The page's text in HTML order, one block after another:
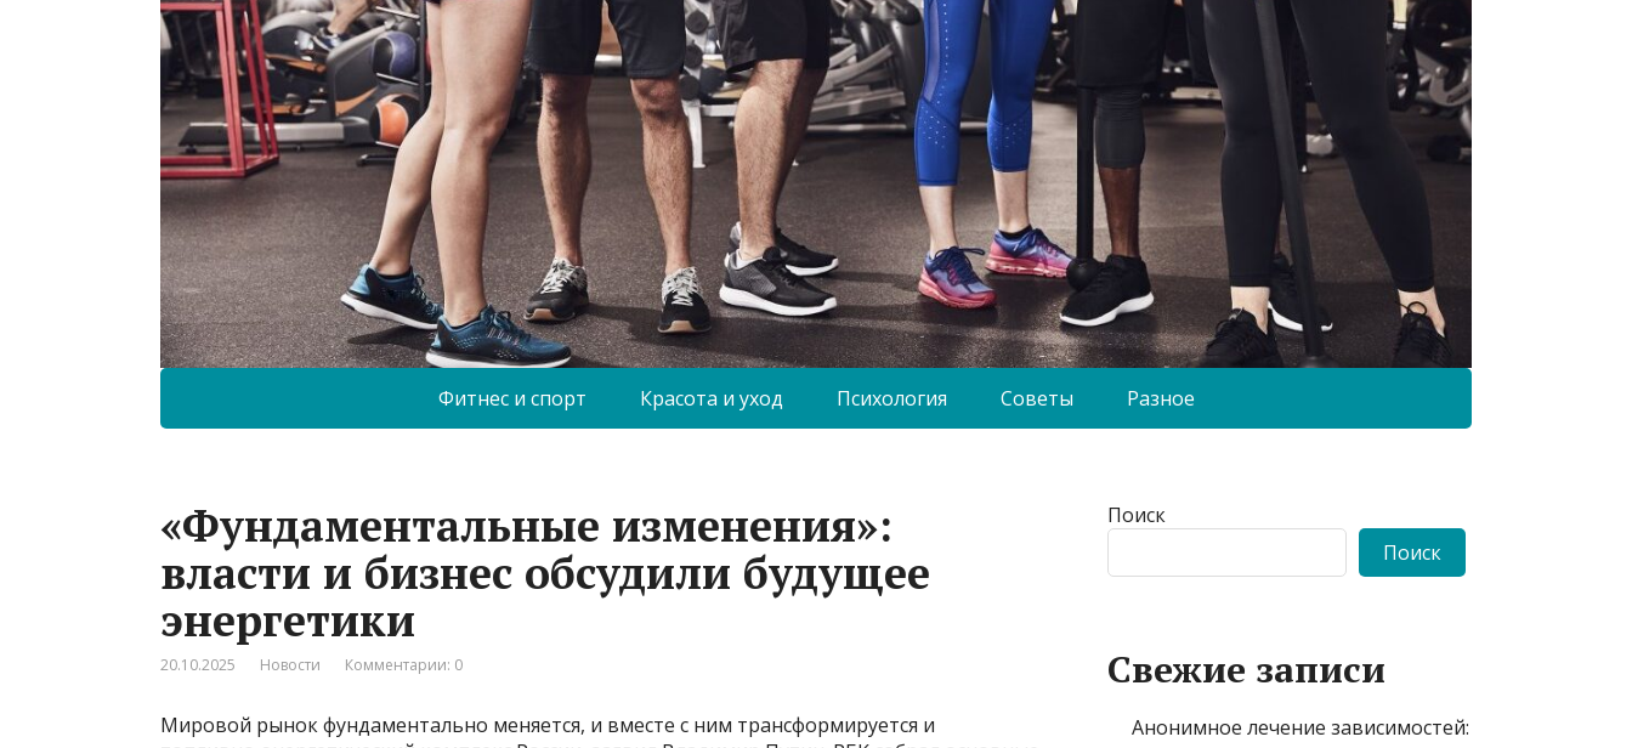
Фитнес и спорт Красота и уход Психология Советы Разное
«Фундаментальные изменения»:
власти и бизнес обсудили будущее
энергетики
20.10.2025 Новости Комментарии: 0
Мировой рынок фундаментально меняется, и вместе с ним трансформируется и
Поиск
Поиск
Свежие записи
Анонимное лечение зависимостей: